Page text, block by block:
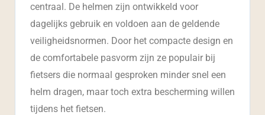
centraal. De helmen zijn ontwikkeld voor
dagelijks gebruik en voldoen aan de geldende
veiligheidsnormen. Door het compacte design en
de comfortabele pasvorm zijn ze populair bij
fietsers die normaal gesproken minder snel een
helm dragen, maar toch extra bescherming willen
tijdens het fietsen.